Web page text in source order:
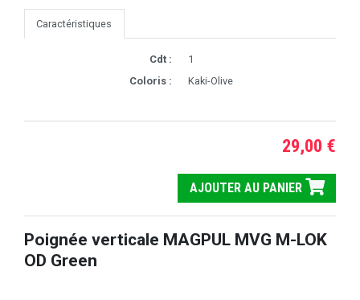
Caractéristiques
Cdt :
1
Coloris :
Kaki-Olive
29,00 €
AJOUTER AU PANIER
Poignée verticale MAGPUL MVG M-LOK
OD Green